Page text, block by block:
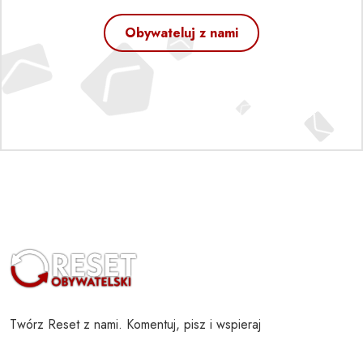
Obywateluj z nami
Twórz Reset z nami. Komentuj, pisz i wspieraj